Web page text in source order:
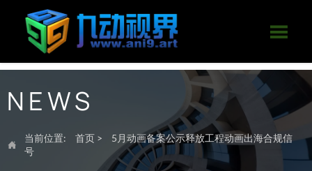

NEWS

当前位置: 首页 >
5月动画备案公示释放工程动画出海合规信
号